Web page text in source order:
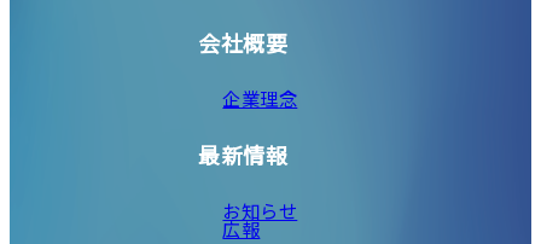
会社概要
企業理念
最新情報
お知らせ
広報